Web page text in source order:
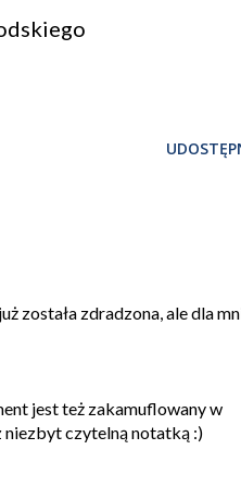
została zdradzona, ale dla
jest też zakamuflowany w
czytelną notatką :)